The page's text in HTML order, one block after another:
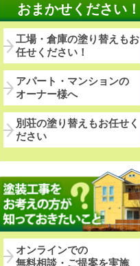
おまかせください！
工場・倉庫の塗り替えもお
任せください！
アパート・マンションの
オーナー様へ
別荘の塗り替えもお任せく
ださい
オンラインでの
無料相談・ご提案を実施